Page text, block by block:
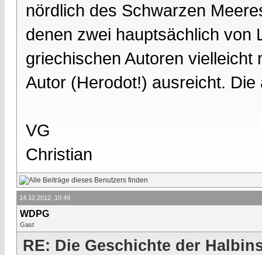
nördlich des Schwarzen
denen zwei hauptsächlich von
griechischen Autoren
Autor (Herodot!) ausreicht.
VG
Christian
14.10.2012, 10:49
WDPG
Gast
RE: Die Geschichte der